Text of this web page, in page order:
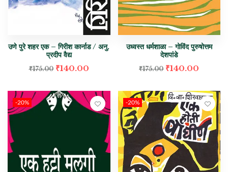
उणे पुरे शहर एक – गिरीश कार्नाड / अनु.
प्रदीप वैद्य
₹175.00 ₹140.00
उध्वस्त धर्मशाळा – गोविंद पुरुषोत्तम
देशपांडे
₹175.00 ₹140.00
-20% -20%